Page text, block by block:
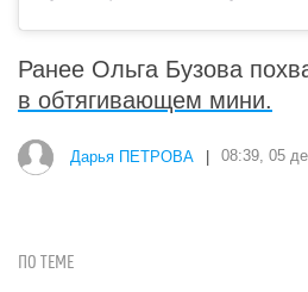
Ранее Ольга Бузова
в обтягивающем мини.
Дарья ПЕТРОВА | 08:39, 05
ПО ТЕМЕ